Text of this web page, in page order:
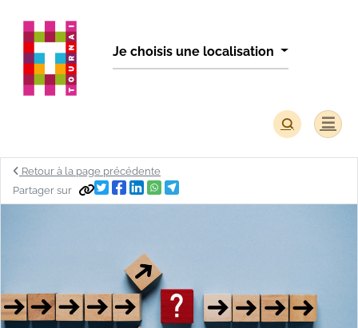
Je choisis une localisation
Retour à la page précédente
Partager sur